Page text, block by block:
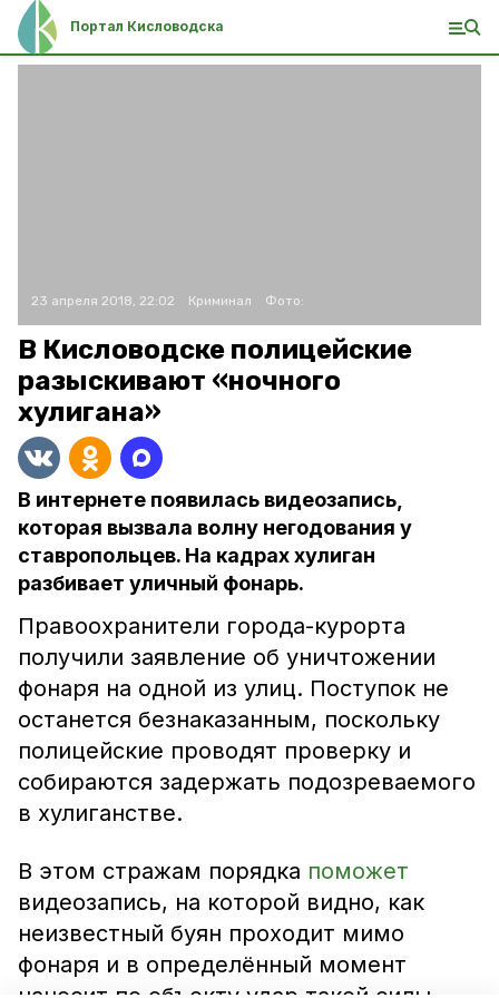
Портал Кисловодска
23 апреля 2018, 22:02 Криминал Фото:
В Кисловодске полицейские
разыскивают «ночного
хулигана»
В интернете появилась видеозапись,
которая вызвала волну негодования у
ставропольцев. На кадрах хулиган
разбивает уличный фонарь.
Правоохранители города-курорта
получили заявление об уничтожении
фонаря на одной из улиц. Поступок не
останется безнаказанным, поскольку
полицейские проводят проверку и
собираются задержать подозреваемого
в хулиганстве.
В этом стражам порядка поможет
видеозапись, на которой видно, как
неизвестный буян проходит мимо
фонаря и в определённый момент